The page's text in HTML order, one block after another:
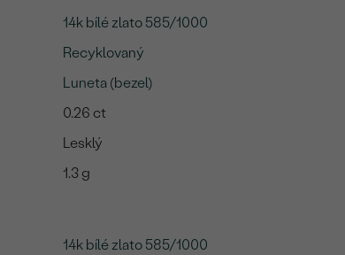
14k bílé zlato 585/1000
Recyklovaný
Luneta (bezel)
0.26 ct
Lesklý
1.3 g
14k bílé zlato 585/1000